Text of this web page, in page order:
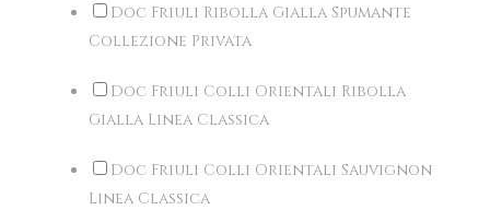
Doc Friuli Ribolla Gialla Spumante
Collezione Privata
Doc Friuli Colli Orientali Ribolla
Gialla Linea Classica
Doc Friuli Colli Orientali Sauvignon
Linea Classica